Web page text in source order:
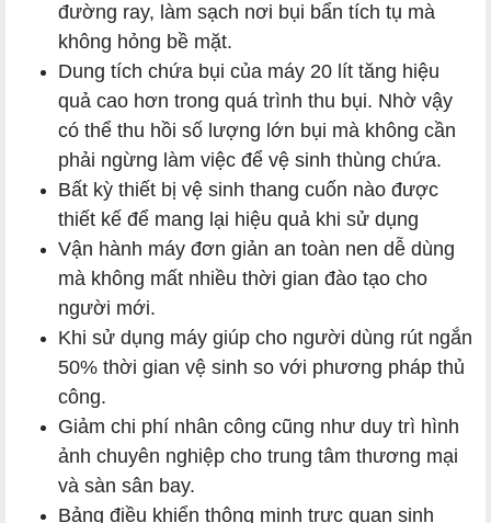
đường ray, làm sạch nơi bụi bẩn tích tụ mà
không hỏng bề mặt.
Dung tích chứa bụi của máy 20 lít tăng hiệu
quả cao hơn trong quá trình thu bụi. Nhờ vậy
có thể thu hồi số lượng lớn bụi mà không cần
phải ngừng làm việc để vệ sinh thùng chứa.
Bất kỳ thiết bị vệ sinh thang cuốn nào được
thiết kế để mang lại hiệu quả khi sử dụng
Vận hành máy đơn giản an toàn nen dễ dùng
mà không mất nhiều thời gian đào tạo cho
người mới.
Khi sử dụng máy giúp cho người dùng rút ngắn
50% thời gian vệ sinh so với phương pháp thủ
công.
Giảm chi phí nhân công cũng như duy trì hình
ảnh chuyên nghiệp cho trung tâm thương mại
và sàn sân bay.
Bảng điều khiển thông minh trực quan sinh